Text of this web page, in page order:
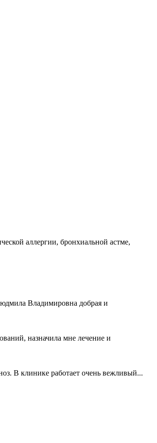
аллергии, бронхиальной астме,
Владимировна добрая и
назначила мне лечение и
В клинике работает очень вежливый...